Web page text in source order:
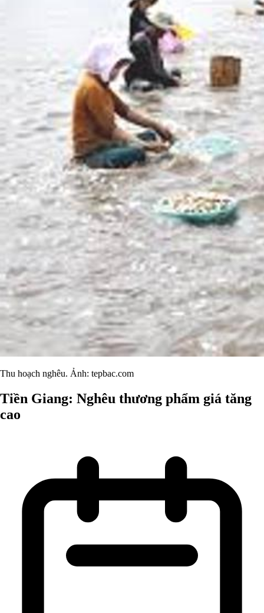
Thu hoạch nghêu. Ảnh: tepbac.com
Tiền Giang: Nghêu thương phẩm giá tăng
cao